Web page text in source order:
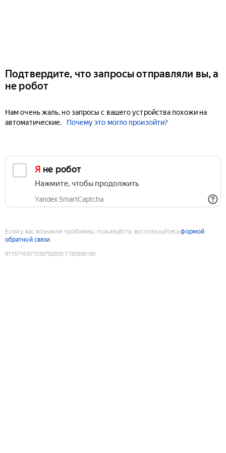
Подтвердите, что запросы отправляли вы, а
не робот
Нам очень жаль, но запросы с вашего устройства похожи на
автоматические.
Почему это могло произойти?
Я не робот
Нажмите, чтобы продолжить
Yandex SmartCaptcha
Если у вас возникли проблемы, пожалуйста, воспользуйтесьформой
обратной связи
9175710977038792929:1785996190